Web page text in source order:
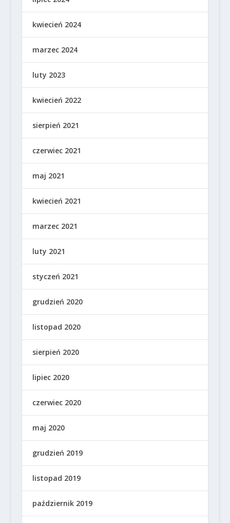
kwiecień 2024
marzec 2024
luty 2023
kwiecień 2022
sierpień 2021
czerwiec 2021
maj 2021
kwiecień 2021
marzec 2021
luty 2021
styczeń 2021
grudzień 2020
listopad 2020
sierpień 2020
lipiec 2020
czerwiec 2020
maj 2020
grudzień 2019
listopad 2019
październik 2019